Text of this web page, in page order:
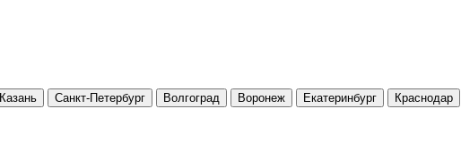
Казань Санкт-Петербург Волгоград Воронеж Екатеринбург Краснодар